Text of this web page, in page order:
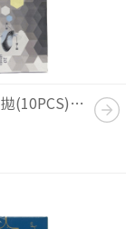
星歐｜彩色日拋(10PCS)｜自然系列｜黑